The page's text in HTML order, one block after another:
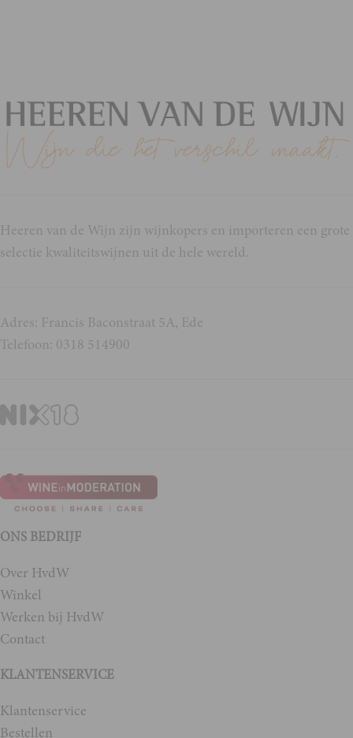
Heeren van de Wijn zijn wijnkopers en importeren een grote
selectie kwaliteitswijnen uit de hele wereld.
Adres: Francis Baconstraat 5A, Ede
Telefoon: 0318 514900
ONS BEDRIJF
Over HvdW
Winkel
Werken bij HvdW
Contact
KLANTENSERVICE
Klantenservice
Bestellen